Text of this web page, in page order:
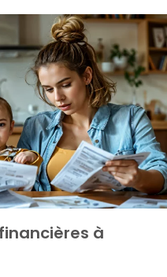
à